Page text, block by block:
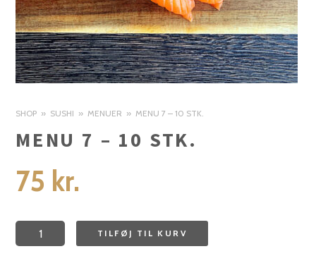
SHOP SUSHI MENUER MENU 7 – 10 STK.
MENU 7 – 10 STK.
75 kr.
Menu
7
TILFØJ TIL KURV